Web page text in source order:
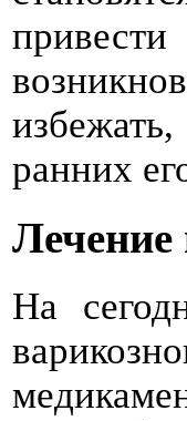
ранних
Лечение
На